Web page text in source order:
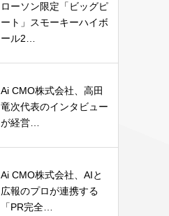
ローソン限定「ビッグピ
ート」スモーキーハイボ
ール2…
Ai CMO株式会社、高田
竜次代表のインタビュー
が経営…
Ai CMO株式会社、AIと
広報のプロが連携する
「PR完全…